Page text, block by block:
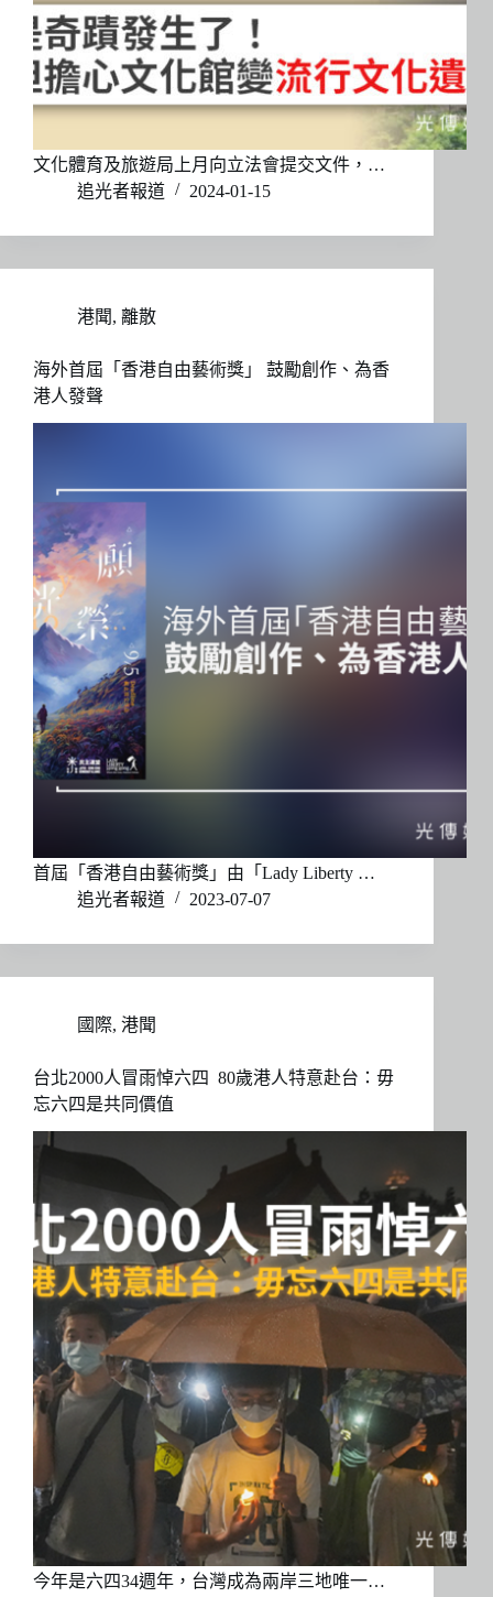
文化體育及旅遊局上月向立法會提交文件，…
追光者報道
2024-01-15
港聞, 離散
海外首屆「香港自由藝術獎」 鼓勵創作、為香
港人發聲
首屆「香港自由藝術獎」由「Lady Liberty …
追光者報道
2023-07-07
國際, 港聞
台北2000人冒雨悼六四 80歲港人特意赴台：毋
忘六四是共同價值
今年是六四34週年，台灣成為兩岸三地唯一…